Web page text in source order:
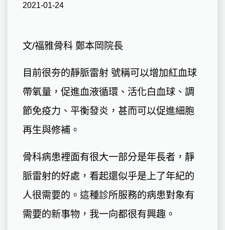
2021-01-24
文/福雅骨科 鄭本岡院長
目前很夯的靜脈雷射 號稱可以增加紅血球
帶氧量，促進血液循環、活化白血球、調
節免疫力、平衡發炎，甚而可以促進細胞
再生與修補。
骨科病患裡面有很大一部分是年長者，靜
脈雷射的好處，看起還似乎是上了年紀的
人很需要的。這種診所服務的病患對象有
需要的新事物，我一向都很有興趣。